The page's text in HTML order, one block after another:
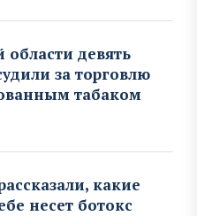
области девять
за торговлю
табаком
какие
несет ботокс